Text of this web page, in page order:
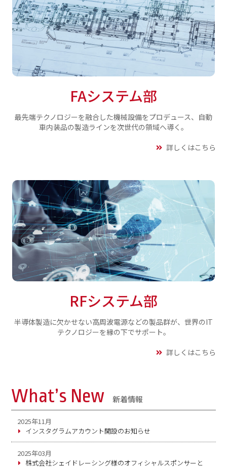
FAシステム部
最先端テクノロジーを融合した機械設備をプロデュース、 自動
車内装品の製造ラインを次世代の領域へ導く。
詳しくはこちら
RFシステム部
半導体製造に欠かせない高周波電源などの製品群が、 世界のIT
テクノロジーを縁の下でサポート。
詳しくはこちら
What’s New 新着情報
2025年11月
インスタグラムアカウント開設のお知らせ
2025年03月
株式会社シェイドレーシング様のオフィシャルスポンサーと